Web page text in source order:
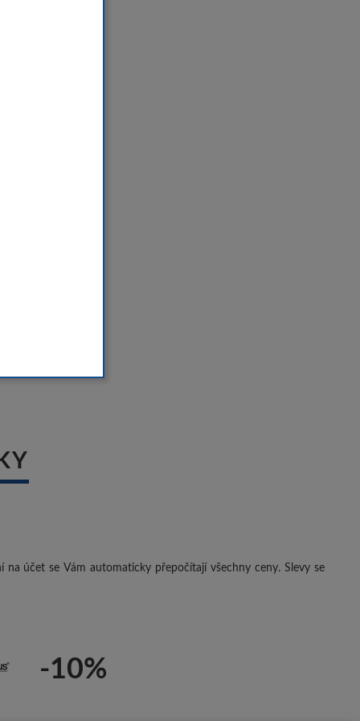
účet se Vám automaticky přepočítají všechny ceny. Slevy se
-10%